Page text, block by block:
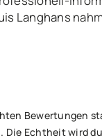
Langhans
über alle
Bewertungen
Die Echtheit wird